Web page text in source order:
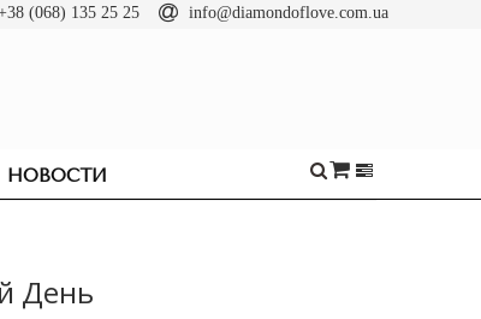
(068) 135 25 25 info@diamondoflove.com.ua
НОВОСТИ
День